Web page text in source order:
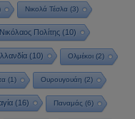
Νικολά Τέσλα(3)
Νικόλαος Πολίτης(10)
(10) Ολμέκοι(2)
(1) Ουρουγουάη (2)
(16) Παναμάς (6)